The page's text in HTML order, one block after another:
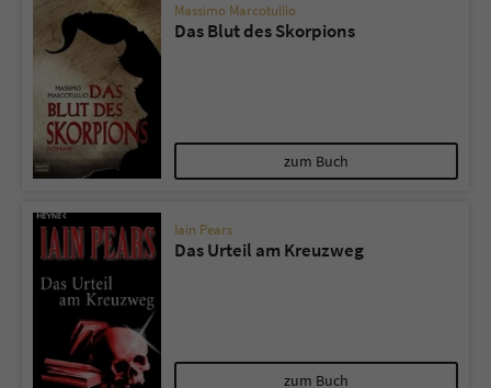
Massimo Marcotullio
Das Blut des Skorpions
zum Buch
Iain Pears
Das Urteil am Kreuzweg
zum Buch